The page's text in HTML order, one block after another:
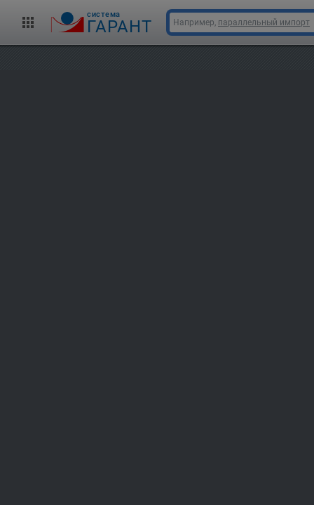
cистема
ГАРАНТ Например, параллельный импорт